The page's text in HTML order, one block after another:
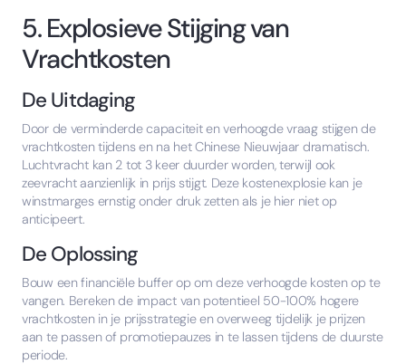
5. Explosieve Stijging van
Vrachtkosten
De Uitdaging
Door de verminderde capaciteit en verhoogde vraag stijgen de
vrachtkosten tijdens en na het Chinese Nieuwjaar dramatisch.
Luchtvracht kan 2 tot 3 keer duurder worden, terwijl ook
zeevracht aanzienlijk in prijs stijgt. Deze kostenexplosie kan je
winstmarges ernstig onder druk zetten als je hier niet op
anticipeert.
De Oplossing
Bouw een financiële buffer op om deze verhoogde kosten op te
vangen. Bereken de impact van potentieel 50-100% hogere
vrachtkosten in je prijsstrategie en overweeg tijdelijk je prijzen
aan te passen of promotiepauzes in te lassen tijdens de duurste
periode.